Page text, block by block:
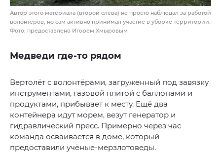
Автор этого материала (второй слева) не просто наблюдал за работой
волонтёров, но сам активно принимал участие в уборке территории.
Фото: предоставлено Игорем Хмыровым
Медведи где-то рядом
Вертолёт с волонтёрами, загруженный под завязку
инструментами, газовой плитой с баллонами и
продуктами, прибывает к месту. Ещё два
контейнера идут морем, везут генератор и
гидравлический пресс. Примерно через час
команда осваивается в доме, который
предоставили учёные-мерзлотоведы.